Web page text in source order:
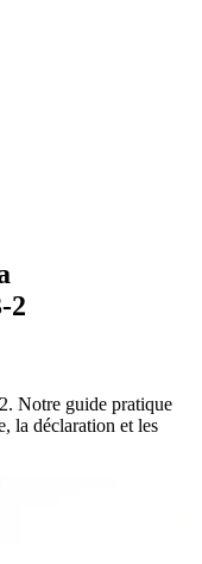
2
Notre guide pratique
la déclaration et les